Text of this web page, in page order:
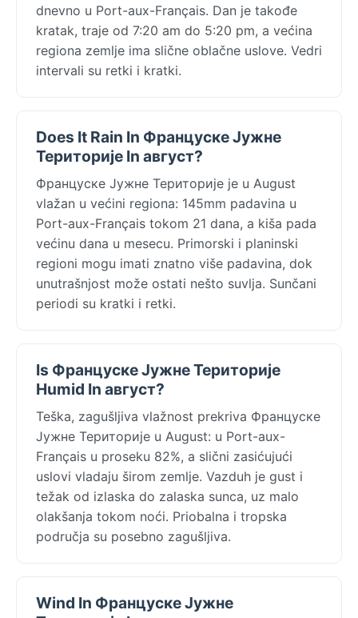
dnevno u Port-aux-Français. Dan je takođe
kratak, traje od 7:20 am do 5:20 pm, a većina
regiona zemlje ima slične oblačne uslove. Vedri
intervali su retki i kratki.
Does It Rain In Француске Јужне
Територије In август?
Француске Јужне Територије je u August
vlažan u većini regiona: 145mm padavina u
Port-aux-Français tokom 21 dana, a kiša pada
većinu dana u mesecu. Primorski i planinski
regioni mogu imati znatno više padavina, dok
unutrašnjost može ostati nešto suvlja. Sunčani
periodi su kratki i retki.
Is Француске Јужне Територије
Humid In август?
Teška, zagušljiva vlažnost prekriva Француске
Јужне Територије u August: u Port-aux-
Français u proseku 82%, a slični zasićujući
uslovi vladaju širom zemlje. Vazduh je gust i
težak od izlaska do zalaska sunca, uz malo
olakšanja tokom noći. Priobalna i tropska
područja su posebno zagušljiva.
Wind In Француске Јужне